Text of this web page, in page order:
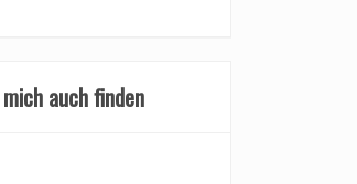
auch finden